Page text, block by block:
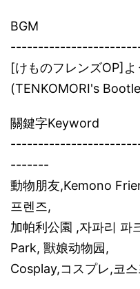
BGM
[けものフレンズOP]
(TENKOMORI's
關鍵字Keyword
-------
動物朋友,Kemono
프렌즈,
加帕利公園 ,자파리 파
Park, 獸娘动物园,
Cosplay,コスプレ,코